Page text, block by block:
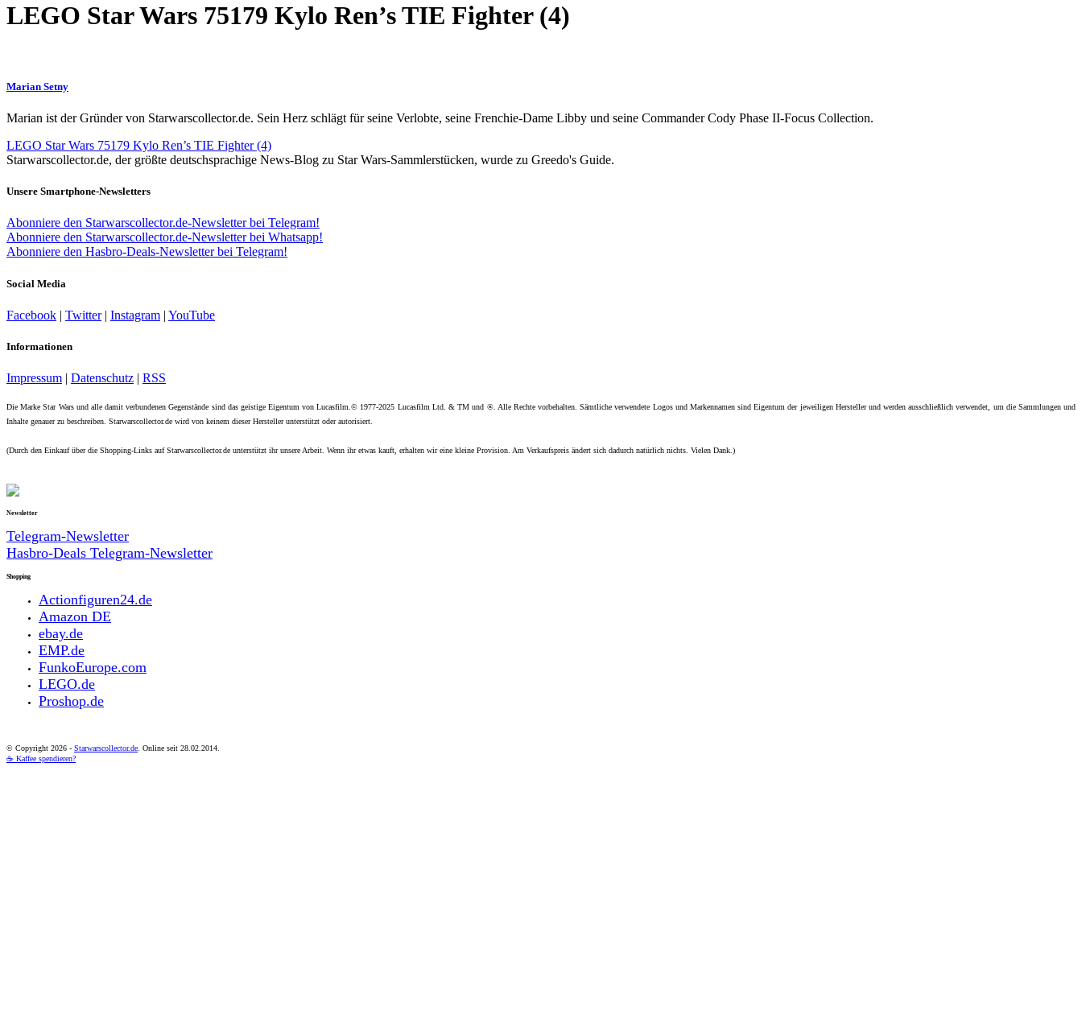
LEGO Star Wars 75179 Kylo Ren’s TIE Fighter (4)
Marian Setny
Marian ist der Gründer von Starwarscollector.de. Sein Herz schlägt für seine Verlobte, seine Frenchie-Dame Libby und seine Commander Cody Phase II-Focus Collection.
LEGO Star Wars 75179 Kylo Ren’s TIE Fighter (4)
Starwarscollector.de, der größte deutschsprachige News-Blog zu Star Wars-Sammlerstücken, wurde zu Greedo's Guide.
Unsere Smartphone-Newsletters
Abonniere den Starwarscollector.de-Newsletter bei Telegram!
Abonniere den Starwarscollector.de-Newsletter bei Whatsapp!
Abonniere den Hasbro-Deals-Newsletter bei Telegram!
Social Media
Facebook | Twitter| Instagram | YouTube
Informationen
Impressum | Datenschutz | RSS
Die Marke Star Wars und alle damit verbundenen Gegenstände sind das geistige Eigentum von Lucasfilm.© 1977-2025 Lucasfilm Ltd. & TM und ®. Alle Rechte vorbehalten. Sämtliche verwendete Logos und Markennamen sind Eigentum der jeweiligen Hersteller und werden ausschließlich verwendet, um die Sammlungen und
Inhalte genauer zu beschreiben. Starwarscollector.de wird von keinem dieser Hersteller unterstützt oder autorisiert.
(Durch den Einkauf über die Shopping-Links auf Starwarscollector.de unterstützt ihr unsere Arbeit. Wenn ihr etwas kauft, erhalten wir eine kleine Provision. Am Verkaufspreis ändert sich dadurch natürlich nichts. Vielen Dank.)
Newsletter
Telegram-Newsletter
Hasbro-Deals Telegram-Newsletter
Shopping
Actionfiguren24.de
Amazon DE
ebay.de
EMP.de
FunkoEurope.com
LEGO.de
Proshop.de
© Copyright 2026 - Starwarscollector.de . Online seit 28.02.2014.
☕ Kaffee spendieren?